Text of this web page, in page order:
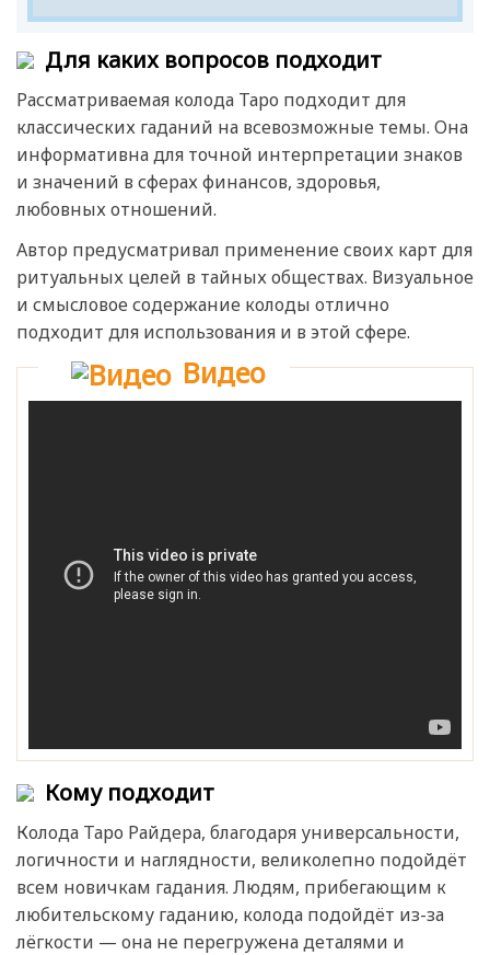
Паж
Рыцарь
Королева
Король
Для каких вопросов подходит
Рассматриваемая колода Таро подходит для
классических гаданий на всевозможные темы. Она
информативна для точной интерпретации знаков
и значений в сферах финансов, здоровья,
любовных отношений.
Автор предусматривал применение своих карт для
ритуальных целей в тайных обществах. Визуальное
и смысловое содержание колоды отлично
подходит для использования и в этой сфере.
Видео
Кому подходит
Колода Таро Райдера, благодаря универсальности,
логичности и наглядности, великолепно подойдёт
всем новичкам гадания. Людям, прибегающим к
любительскому гаданию, колода подойдёт из-за
лёгкости — она не перегружена деталями и